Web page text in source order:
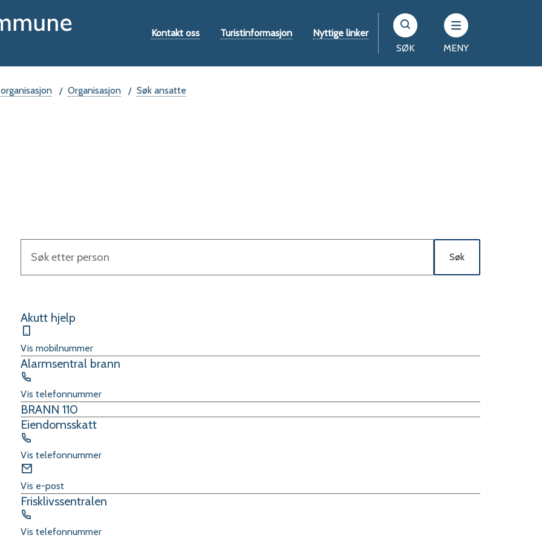
Kontakt oss Turistinformasjon
Nyttige linker
SØK
MENY
Organisasjon Søk ansatte
Søketekst Søk
Akutt hjelp
Vis mobilnummer
Alarmsentral brann
Vis telefonnummer
BRANN 110
Eiendomsskatt
Vis telefonnummer
post
Vis e-post
Frisklivssentralen
Vis telefonnummer